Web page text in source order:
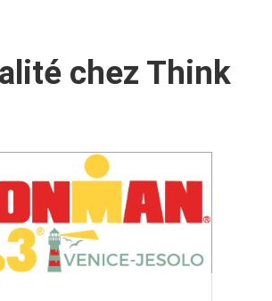
chez Think